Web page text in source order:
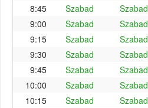
8:45
Szabad Szabad
9:00
Szabad Szabad
9:15
Szabad Szabad
9:30
Szabad Szabad
9:45
Szabad Szabad
10:00
Szabad Szabad
10:15
Szabad Szabad